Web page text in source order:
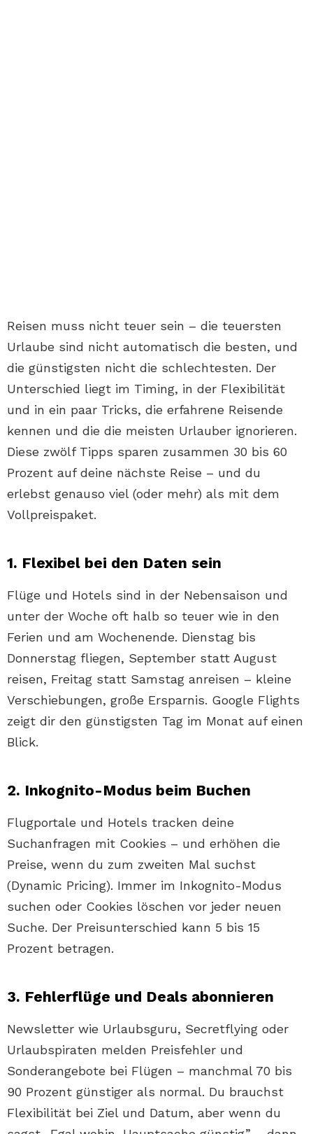
Reisen muss nicht teuer sein – die teuersten
Urlaube sind nicht automatisch die besten, und
die günstigsten nicht die schlechtesten. Der
Unterschied liegt im Timing, in der Flexibilität
und in ein paar Tricks, die erfahrene Reisende
kennen und die die meisten Urlauber ignorieren.
Diese zwölf Tipps sparen zusammen 30 bis 60
Prozent auf deine nächste Reise – und du
erlebst genauso viel (oder mehr) als mit dem
Vollpreispaket.
1. Flexibel bei den Daten sein
Flüge und Hotels sind in der Nebensaison und
unter der Woche oft halb so teuer wie in den
Ferien und am Wochenende. Dienstag bis
Donnerstag fliegen, September statt August
reisen, Freitag statt Samstag anreisen – kleine
Verschiebungen, große Ersparnis. Google Flights
zeigt dir den günstigsten Tag im Monat auf einen
Blick.
2. Inkognito-Modus beim Buchen
Flugportale und Hotels tracken deine
Suchanfragen mit Cookies – und erhöhen die
Preise, wenn du zum zweiten Mal suchst
(Dynamic Pricing). Immer im Inkognito-Modus
suchen oder Cookies löschen vor jeder neuen
Suche. Der Preisunterschied kann 5 bis 15
Prozent betragen.
3. Fehlerflüge und Deals abonnieren
Newsletter wie Urlaubsguru, Secretflying oder
Urlaubspiraten melden Preisfehler und
Sonderangebote bei Flügen – manchmal 70 bis
90 Prozent günstiger als normal. Du brauchst
Flexibilität bei Ziel und Datum, aber wenn du